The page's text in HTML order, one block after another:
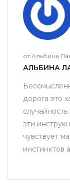
от Альбина
АЛЬБИНА
дорога это
эти
чувствует
инстинктов